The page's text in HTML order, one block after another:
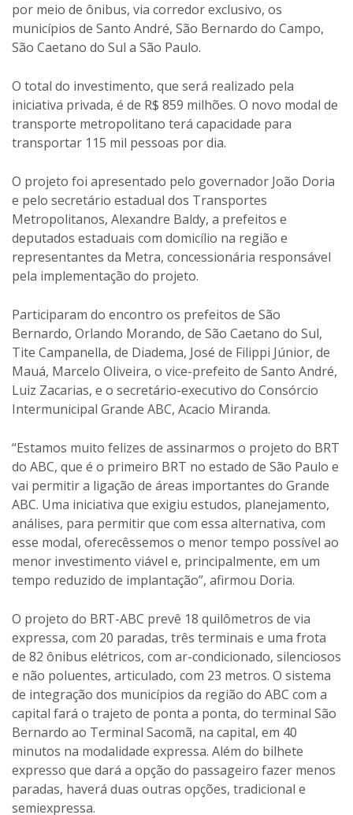
por meio de ônibus, via corredor exclusivo, os
municípios de Santo André, São Bernardo do Campo,
São Caetano do Sul a São Paulo.
O total do investimento, que será realizado pela
iniciativa privada, é de R$ 859 milhões. O novo modal de
transporte metropolitano terá capacidade para
transportar 115 mil pessoas por dia.
O projeto foi apresentado pelo governador João Doria
e pelo secretário estadual dos Transportes
Metropolitanos, Alexandre Baldy, a prefeitos e
deputados estaduais com domicílio na região e
representantes da Metra, concessionária responsável
pela implementação do projeto.
Participaram do encontro os prefeitos de São
Bernardo, Orlando Morando, de São Caetano do Sul,
Tite Campanella, de Diadema, José de Filippi Júnior, de
Mauá, Marcelo Oliveira, o vice-prefeito de Santo André,
Luiz Zacarias, e o secretário-executivo do Consórcio
Intermunicipal Grande ABC, Acacio Miranda.
“Estamos muito felizes de assinarmos o projeto do BRT
do ABC, que é o primeiro BRT no estado de São Paulo e
vai permitir a ligação de áreas importantes do Grande
ABC. Uma iniciativa que exigiu estudos, planejamento,
análises, para permitir que com essa alternativa, com
esse modal, oferecêssemos o menor tempo possível ao
menor investimento viável e, principalmente, em um
tempo reduzido de implantação”, afirmou Doria.
O projeto do BRT-ABC prevê 18 quilômetros de via
expressa, com 20 paradas, três terminais e uma frota
de 82 ônibus elétricos, com ar-condicionado, silenciosos
e não poluentes, articulado, com 23 metros. O sistema
de integração dos municípios da região do ABC com a
capital fará o trajeto de ponta a ponta, do terminal São
Bernardo ao Terminal Sacomã, na capital, em 40
minutos na modalidade expressa. Além do bilhete
expresso que dará a opção do passageiro fazer menos
paradas, haverá duas outras opções, tradicional e
semiexpressa.